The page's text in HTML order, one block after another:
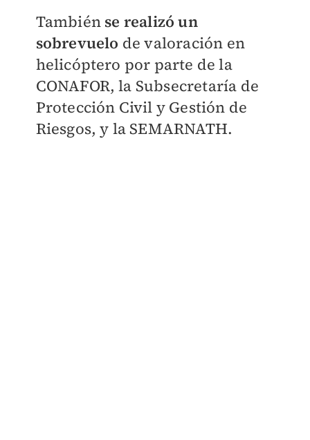
También se realizó un
sobrevuelo de valoración en
helicóptero por parte de la
CONAFOR, la Subsecretaría de
Protección Civil y Gestión de
Riesgos, y la SEMARNATH.